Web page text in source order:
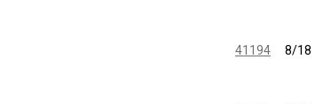
41194 8/18